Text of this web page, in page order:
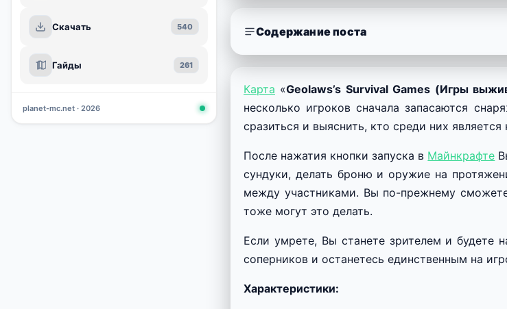
Скачать 540
Гайды 261
planet-mc.net · 2026
Содержание поста
Карта «Geolaws’s Survival Games (Игры
несколько игроков сначала запасаются
сразиться и выяснить, кто среди них
После нажатия кнопки запуска в Майнкрафте
сундуки, делать броню и оружие на
между участниками. Вы по-прежнему
тоже могут это делать.
Если умрете, Вы станете зрителем и будете
соперников и останетесь единственным на
Характеристики: